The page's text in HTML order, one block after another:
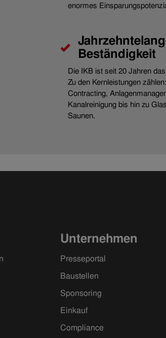
enormes
Beständigkeit
Die IKB ist seit 20 Jahren
Zu den Kernleistungen
Contracting,
Kanalreinigung bis hin zu
Saunen.
Unternehmen
Presseportal
Baustellen
Sponsoring
Einkauf
Compliance